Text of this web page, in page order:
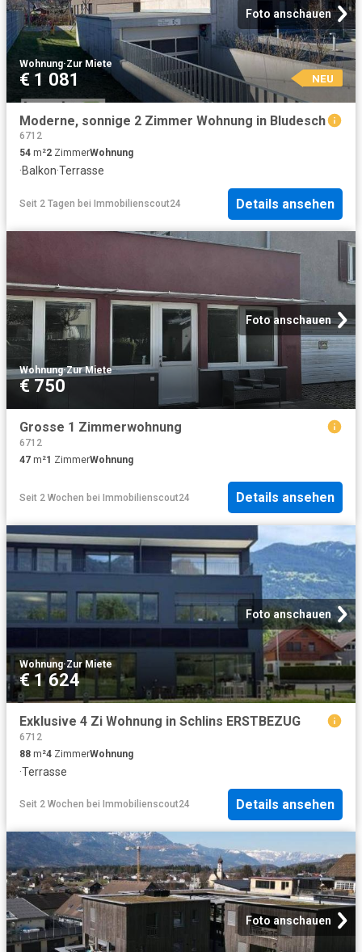
Foto anschauen
Wohnung·Zur Miete
€ 1 081 NEU
Moderne, sonnige 2 Zimmer Wohnung in Bludesch
6712
54 m²2 ZimmerWohnung
·Balkon·Terrasse
Seit 2 Tagen bei Immobilienscout24 Details ansehen
Foto anschauen
Wohnung·Zur Miete
€ 750
Grosse 1 Zimmerwohnung
6712
47 m²1 ZimmerWohnung
Seit 2 Wochen bei Immobilienscout24 Details ansehen
Foto anschauen
Wohnung·Zur Miete
€ 1 624
Exklusive 4 Zi Wohnung in Schlins ERSTBEZUG
6712
88 m²4 ZimmerWohnung
·Terrasse
Seit 2 Wochen bei Immobilienscout24 Details ansehen
Foto anschauen